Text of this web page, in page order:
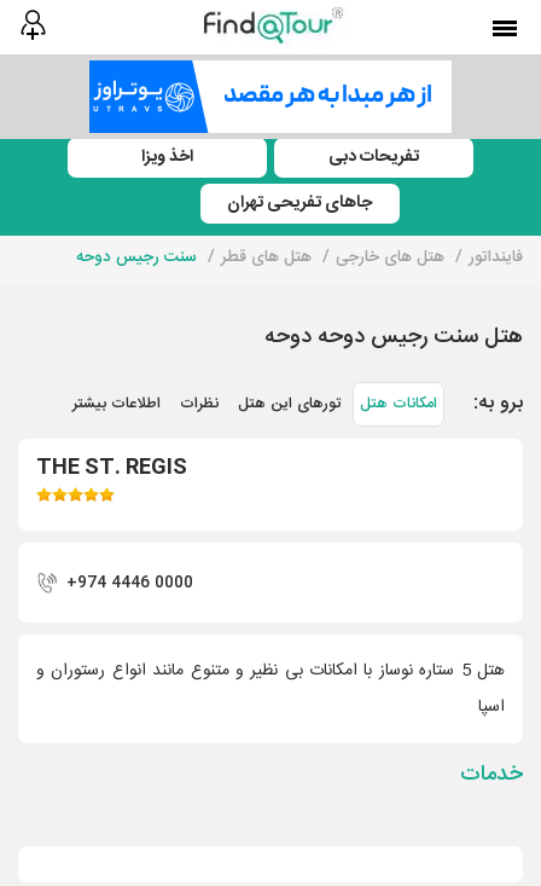
تفریحات دبی
اخذ ویزا
جاهای تفریحی تهران
فاینداتور هتل های خارجی هتل های قطر سنت رجیس دوحه
هتل سنت رجیس دوحه دوحه
برو به: امکانات هتل تورهای این هتل نظرات اطلاعات بیشتر
THE ST. REGIS
+974 4446 0000
هتل 5 ستاره نوساز با امکانات بی نظیر و متنوع مانند انواع رستوران و
اسپا
خدمات